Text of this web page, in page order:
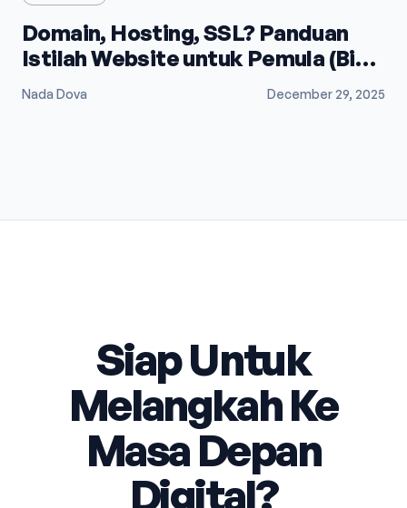
Domain, Hosting, SSL? Panduan
Istilah Website untuk Pemula (Biar
Gak Bingung)
Nada Dova December 29, 2025
Siap Untuk
Melangkah Ke
Masa Depan
Digital?